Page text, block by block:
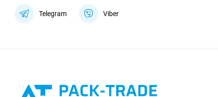
Telegram Viber